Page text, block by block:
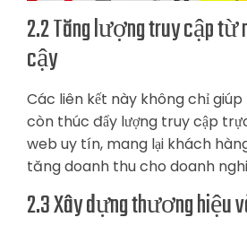
2.2 Tăng lượng truy cập từ
cậy
Các liên kết này không chỉ
còn thúc đẩy lượng truy cập
web uy tín, mang lại khách
tăng doanh thu cho doanh
2.3 Xây dựng thương hiệu